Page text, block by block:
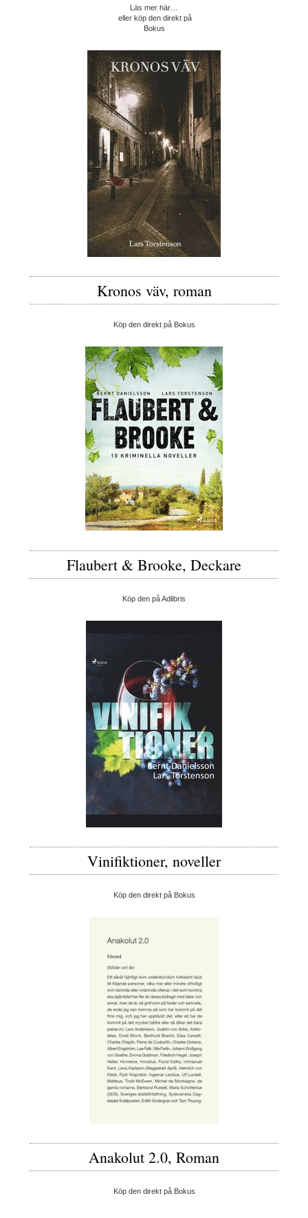
Läs mer här…
eller köp den direkt på
Bokus
Kronos väv, roman
Köp den direkt på Bokus
Flaubert & Brooke, Deckare
Köp den på Adlibris
Vinifiktioner, noveller
Köp den direkt på Bokus
Anakolut 2.0, Roman
Köp den direkt på Bokus